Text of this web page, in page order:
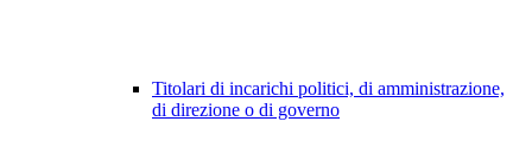
Titolari di incarichi politici, di amministrazione,
di direzione o di governo